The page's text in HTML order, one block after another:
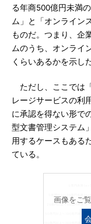
る年商500億円未満
ム」と「オンライン
ものだ。つまり、企
ムのうち、オンライ
くらいあるかを示し
ただし、ここでは
レージサービスの利
に承認を得ない形で
型文書管理システム
用するケースもある
ている。
画像をご